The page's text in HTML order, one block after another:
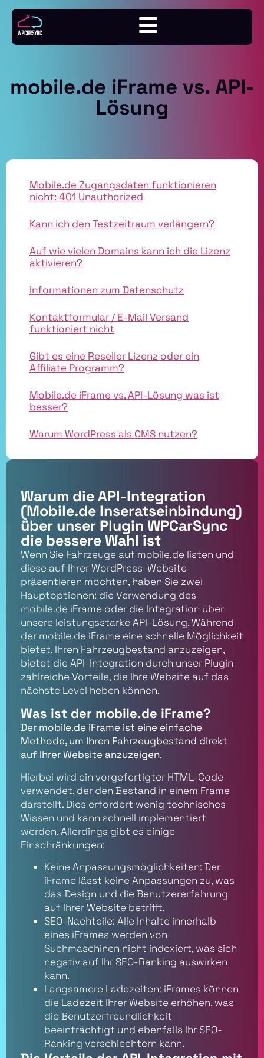
mobile.de iFrame vs. API-
Lösung
Mobile.de Zugangsdaten funktionieren
nicht: 401 Unauthorized
Kann ich den Testzeitraum verlängern?
Auf wie vielen Domains kann ich die Lizenz
aktivieren?
Informationen zum Datenschutz
Kontaktformular / E-Mail Versand
funktioniert nicht
Gibt es eine Reseller Lizenz oder ein
Affiliate Programm?
Mobile.de iFrame vs. API-Lösung was ist
besser?
Warum WordPress als CMS nutzen?
Warum die API-Integration
(Mobile.de Inseratseinbindung)
über unser Plugin WPCarSync
die bessere Wahl ist
Wenn Sie Fahrzeuge auf mobile.de listen und
diese auf Ihrer WordPress-Website
präsentieren möchten, haben Sie zwei
Hauptoptionen: die Verwendung des
mobile.de iFrame oder die Integration über
unsere leistungsstarke API-Lösung. Während
der mobile.de iFrame eine schnelle Möglichkeit
bietet, Ihren Fahrzeugbestand anzuzeigen,
bietet die API-Integration durch unser Plugin
zahlreiche Vorteile, die Ihre Website auf das
nächste Level heben können.
Was ist der mobile.de iFrame?
Der mobile.de iFrame ist eine einfache
Methode, um Ihren Fahrzeugbestand direkt
auf Ihrer Website anzuzeigen.
Hierbei wird ein vorgefertigter HTML-Code
verwendet, der den Bestand in einem Frame
darstellt. Dies erfordert wenig technisches
Wissen und kann schnell implementiert
werden. Allerdings gibt es einige
Einschränkungen:
Keine Anpassungsmöglichkeiten: Der
iFrame lässt keine Anpassungen zu, was
das Design und die Benutzererfahrung
auf Ihrer Website betrifft.
SEO-Nachteile: Alle Inhalte innerhalb
eines iFrames werden von
Suchmaschinen nicht indexiert, was sich
negativ auf Ihr SEO-Ranking auswirken
kann.
Langsamere Ladezeiten: iFrames können
die Ladezeit Ihrer Website erhöhen, was
die Benutzerfreundlichkeit
beeinträchtigt und ebenfalls Ihr SEO-
Ranking verschlechtern kann.